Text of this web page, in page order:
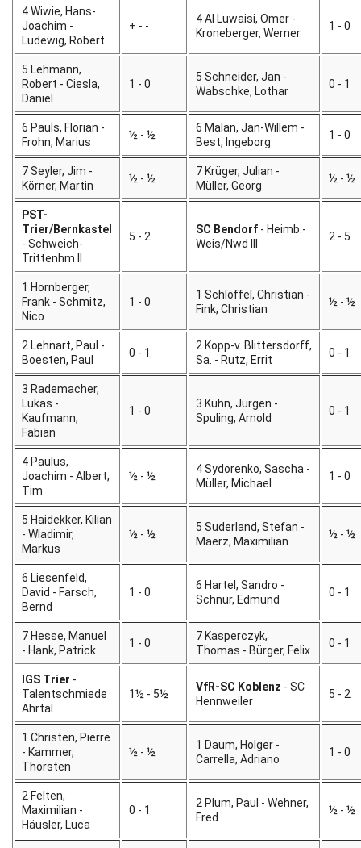
4 Wiwie, Hans-
Joachim -
Ludewig, Robert
+ - -
4 Al Luwaisi, Omer -
Kroneberger, Werner
1 - 0
5 Lehmann,
Robert - Ciesla,
Daniel
1 - 0
5 Schneider, Jan -
Wabschke, Lothar
0 - 1
6 Pauls, Florian -
Frohn, Marius
½ - ½
6 Malan, Jan-Willem -
Best, Ingeborg
1 - 0
7 Seyler, Jim -
Körner, Martin
½ - ½
7 Krüger, Julian -
Müller, Georg
½ - ½
PST-
Trier/Bernkastel
- Schweich-
Trittenhm II
5 - 2
SC Bendorf - Heimb.-
Weis/Nwd III
2 - 5
1 Hornberger,
Frank - Schmitz,
Nico
1 - 0
1 Schlöffel, Christian -
Fink, Christian
½ - ½
2 Lehnart, Paul -
Boesten, Paul
0 - 1
2 Kopp-v. Blittersdorff,
Sa. - Rutz, Errit
0 - 1
3 Rademacher,
Lukas -
Kaufmann,
Fabian
1 - 0
3 Kuhn, Jürgen -
Spuling, Arnold
0 - 1
4 Paulus,
Joachim - Albert,
Tim
½ - ½
4 Sydorenko, Sascha -
Müller, Michael
1 - 0
5 Haidekker, Kilian
- Wladimir,
Markus
½ - ½
5 Suderland, Stefan -
Maerz, Maximilian
½ - ½
6 Liesenfeld,
David - Farsch,
Bernd
1 - 0
6 Hartel, Sandro -
Schnur, Edmund
0 - 1
7 Hesse, Manuel
- Hank, Patrick
1 - 0
7 Kasperczyk,
Thomas - Bürger, Felix
0 - 1
IGS Trier -
Talentschmiede
Ahrtal
1½ - 5½
VfR-SC Koblenz - SC
Hennweiler
5 - 2
1 Christen, Pierre
- Kammer,
Thorsten
½ - ½
1 Daum, Holger -
Carrella, Adriano
1 - 0
2 Felten,
Maximilian -
Häusler, Luca
0 - 1
2 Plum, Paul - Wehner,
Fred
½ - ½